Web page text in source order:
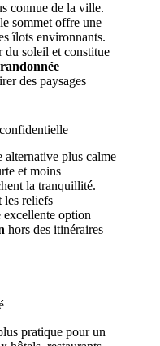
connue de la ville.
sommet offre une
îlots environnants.
du soleil et constitue
randonnée
des paysages
alternative plus calme
et moins
la tranquillité.
les reliefs
excellente option
hors des itinéraires
pratique pour un